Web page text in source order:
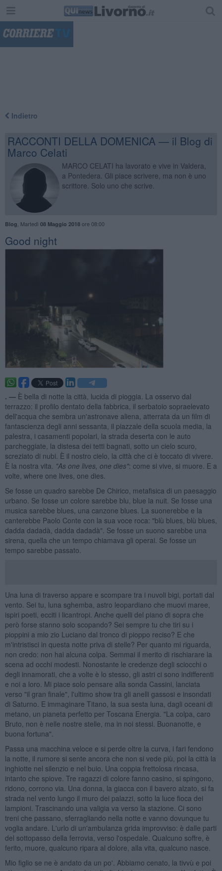
Indietro
RACCONTI DELLA DOMENICA — il Blog di
Marco Celati
MARCO CELATI ha lavorato e vive in Valdera,
a Pontedera. Gli piace scrivere, ma non è uno
scrittore. Solo uno che scrive.
Blog Martedì 08 Maggio 2018ore 08:00
Good night
. — È bella di notte la città, lucida di pioggia. La osservo dal
terrazzo: il profilo dentato della fabbrica, il serbatoio sopraelevato
dell'acqua che sembra un'astronave aliena, atterrata da un film di
fantascienza degli anni sessanta, il piazzale della scuola media, la
palestra, i casamenti popolari, la strada deserta con le auto
parcheggiate, la distesa dei tetti bagnati, sotto un cielo scuro,
screziato di nubi. È il nostro cielo, la città che ci è toccato di vivere.
È la nostra vita. "As one lives, one dies": come si vive, si muore. E a
volte, where one lives, one dies.
Se fosse un quadro sarebbe De Chirico, metafisica di un paesaggio
urbano. Se fosse un colore sarebbe blu, blue la nuit. Se fosse una
musica sarebbe blues, una canzone blues. La suonerebbe e la
canterebbe Paolo Conte con la sua voce roca: "blù blues, blù blues,
dadda dadadà, dadda dadadà". Se fosse un suono sarebbe una
sirena, quella che un tempo chiamava gli operai. Se fosse un
tempo sarebbe passato.
Una luna di traverso appare e scompare tra i nuvoli bigi, portati dal
vento. Sei tu, luna sghemba, astro leopardiano che muovi maree,
ispiri poeti, ecciti i licantropi. Anche quelli del piano di sopra che
però forse stanno solo scopando? Sei sempre tu che tiri su i
pioppini a mio zio Luciano dal tronco di pioppo reciso? E che
m'intristisci in questa notte priva di stelle? Per quanto mi riguarda,
non credo: non hai alcuna colpa. Semmai il merito di rischiarare la
scena ad occhi modesti. Nonostante le credenze degli sciocchi o
degli innamorati, che a volte è lo stesso, gli astri ci sono indifferenti
e noi a loro. Mi piace solo pensare alla sonda Cassini, lanciata
verso "il gran finale", l'ultimo show tra gli anelli gassosi e insondati
di Saturno. E immaginare Titano, la sua sesta luna, dagli oceani di
metano, un pianeta perfetto per Toscana Energia. "La colpa, caro
Bruto, non è nelle nostre stelle, ma in noi stessi. Buonanotte, e
buona fortuna".
Passa una macchina veloce e si perde oltre la curva, i fari fendono
la notte, il rumore si sente ancora che non si vede più, poi la città la
inghiotte nel silenzio e nel buio. Una coppia frettolosa rincasa,
intanto che spiove. Tre ragazzi di colore fanno casino, si spingono,
ridono, corrono via. Una donna, la giacca con il bavero alzato, si fa
strada nel vento lungo il muro dei palazzi, sotto la luce fioca dei
lampioni. Trascinando una valigia va verso la stazione. Ci sono
treni che passano, sferragliando nella notte e vanno dovunque tu
voglia andare. L'urlo di un'ambulanza grida improvviso: è dalle parti
del sottopasso della ferrovia, verso l'ospedale. Qualcuno soffre, è
ferito, muore, qualcuno ripara al dolore, alla vita, qualcuno nasce.
Mio figlio se ne è andato da un po'. Abbiamo cenato, la tivvù e poi